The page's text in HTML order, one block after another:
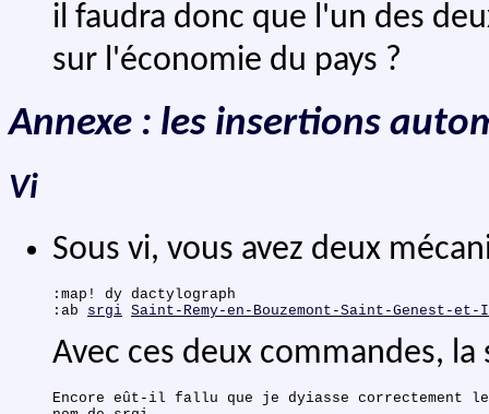
il faudra donc que l'un des
sur l'économie du pays ?
Annexe : les insertions
Vi
Sous vi, vous avez deux
:map! dy dactylograph
:ab srgi Saint-Remy-en-Bouzemont-Saint-Genest-et-
Avec ces deux commandes,
Encore eût-il fallu que je dyiasse correctement le